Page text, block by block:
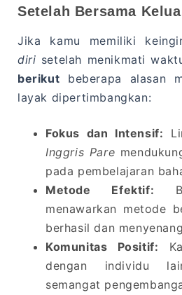
Setelah Bersama
Jika kamu memiliki
diri setelah menikmati
berikut beberapa alasan
layak dipertimbangkan:
Fokus dan Intensif:
Inggris Pare
pada pembelajaran
Metode Efektif:
menawarkan metode
berhasil dan
Komunitas Positif:
dengan individu
semangat